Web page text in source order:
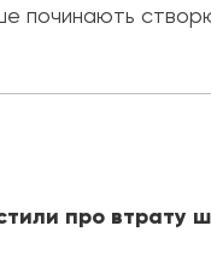
починають
про втрату